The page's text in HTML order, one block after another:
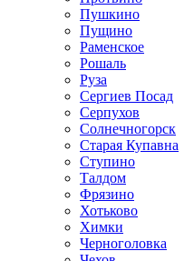
Пушкино
Пущино
Раменское
Рошаль
Руза
Сергиев Посад
Серпухов
Солнечногорск
Старая Купавна
Ступино
Талдом
Фрязино
Хотьково
Химки
Черноголовка